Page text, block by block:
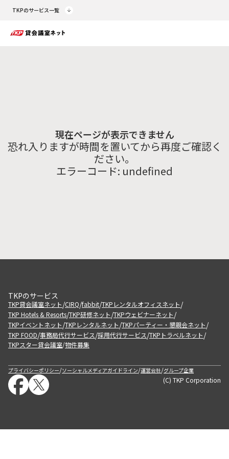
TKPのサービス一覧
現在ページが表示できません
恐れ入りますが時間を置いてから再度ご確認く
ださい。
エラーコード: undefined
TKPのサービス
TKP貸会議室ネット/CIRQ/fabbit/TKPレンタルオフィスネット/
TKP Hotels & Resorts/TKP研修ネット/TKPウェビナーネット/
TKPイベントネット/TKPレンタルネット/TKPパーティー・懇親会ネット/
TKP FOOD/事務局代行サービス/採用代行サービス/TKPトラベルネット/
TKPスター貸会議室/物件募集
プライバシーポリシー/ソーシャルメディアガイドライン/運営会社/グループ企業
(C) TKP Corporation